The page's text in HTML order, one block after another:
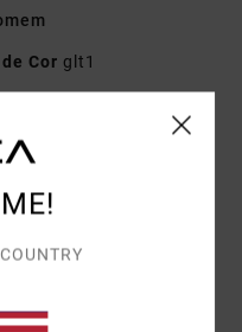
Cor glt1
com poliéster
cordão
à frente e atrás